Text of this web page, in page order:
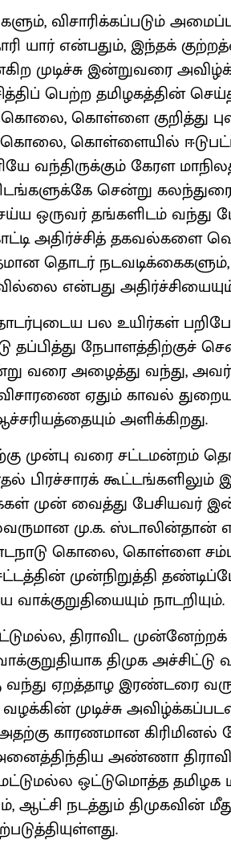
விசாரிக்கப்படும்
யார் என்பதும், இந்தக்
முடிச்சு இன்றுவரை
பெற்ற தமிழகத்தின்
கொலை, கொள்ளை குறித்து
கொலை, கொள்ளையில்
வந்திருக்கும் கேரள
சென்று
ஒருவர் தங்களிடம் வந்து
அதிர்ச்சித் தகவல்களை
தொடர்
என்பது அதிர்ச்சியையும்,
பல உயிர்கள்
தப்பித்து நேபாளத்திற்குச்
வரை அழைத்து வந்து,
விசாரணை ஏதும் காவல்
அளிக்கிறது.
முன்பு வரை சட்டமன்றம்
பிரச்சாரக்
முன் வைத்து பேசியவர்
மு.க. ஸ்டாலின்தான்
கொலை, கொள்ளை
முன்நிறுத்தி
நாடறியும்.
திராவிட
திமுக அச்சிட்டு
வந்து ஏறத்தாழ இரண்டரை
முடிச்சு
காரணமான கிரிமினல்
அண்ணா
ஒட்டுமொத்த தமிழக
ஆட்சி நடத்தும் திமுகவின்